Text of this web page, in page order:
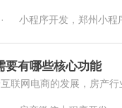
· 小程序开发，郑州小程
要有哪些核心功能
联网电商的发展，房产